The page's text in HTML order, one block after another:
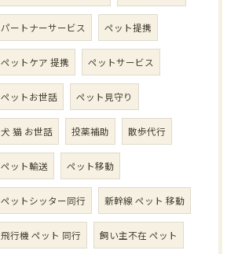
パートナーサービス ペット提携
ペットケア 提携 ペットサービス
ペットお世話 ペット見守り
犬 猫 お世話 投薬補助 散歩代行
ペット輸送 ペット移動
ペットシッター同行 新幹線 ペット 移動
飛行機 ペット 同行 飼い主不在 ペット